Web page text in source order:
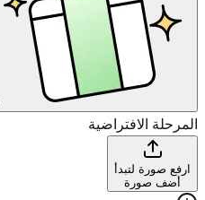
المرحلة الافتراضية
ارفع صورة لتبدأ
أضف صورة